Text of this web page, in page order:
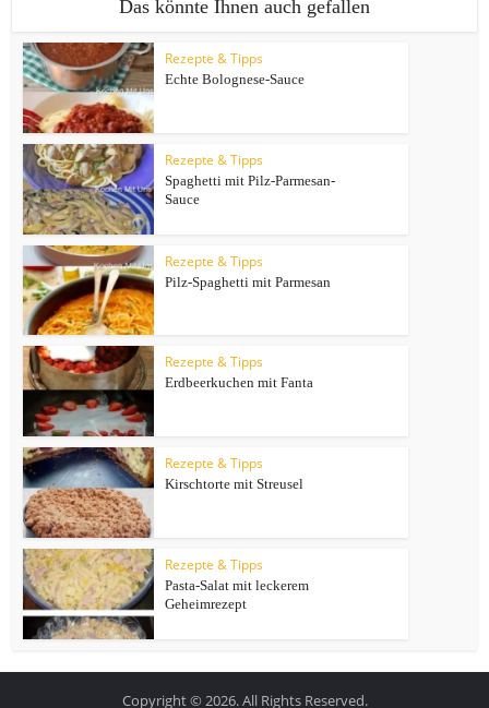
Das könnte Ihnen auch gefallen
Rezepte & Tipps
Echte Bolognese-Sauce
Rezepte & Tipps
Spaghetti mit Pilz-Parmesan-
Sauce
Rezepte & Tipps
Pilz-Spaghetti mit Parmesan
Rezepte & Tipps
Erdbeerkuchen mit Fanta
Rezepte & Tipps
Kirschtorte mit Streusel
Rezepte & Tipps
Pasta-Salat mit leckerem
Geheimrezept
Copyright © 2026. All Rights Reserved.